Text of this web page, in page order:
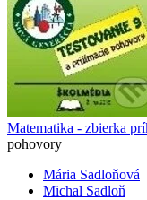
Matematika - zbierka
pohovory
Mária Sadloňová
Michal Sadloň